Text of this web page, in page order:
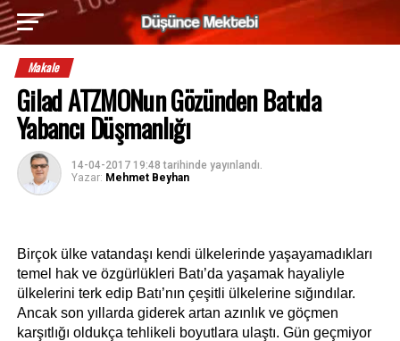
Makale
Gilad ATZMONun Gözünden Batıda
Yabancı Düşmanlığı
14-04-2017 19:48 tarihinde yayınlandı.
Yazar: Mehmet Beyhan
Birçok ülke vatandaşı kendi ülkelerinde yaşayamadıkları
temel hak ve özgürlükleri Batı’da yaşamak hayaliyle
ülkelerini terk edip Batı’nın çeşitli ülkelerine sığındılar.
Ancak son yıllarda giderek artan azınlık ve göçmen
karşıtlığı oldukça tehlikeli boyutlara ulaştı. Gün geçmiyor